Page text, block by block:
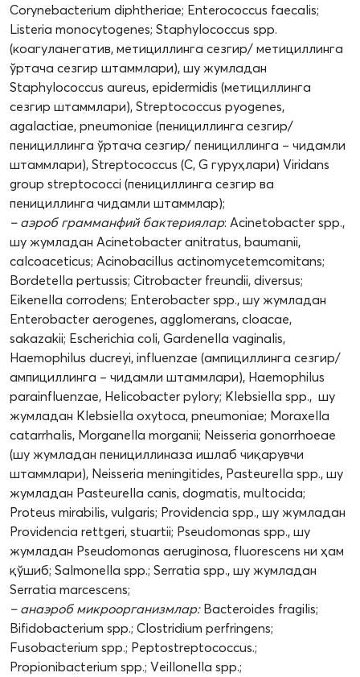
Сorynebacterium diphtheriae; Enterococcus faecalis;
Listeria monocytogenes; Staphylococcus spp.
(коагуланегатив, метициллинга сезгир/ метициллинга
ўртача сезгир штаммлари), шу жумладан
Staphylococcus aureus, epidermidis (метициллинга
сезгир штаммлари), Streptococcus pyogenes,
agalactiae, pneumoniae (пенициллинга сезгир/
пенициллинга ўртача сезгир/ пенициллинга – чидамли
штаммлари), Streptococcus (С, G гуруҳлари) Viridans
group streptococci (пенициллинга сезгир ва
пенициллинга чидамли штаммлар);
– аэроб грамманфий бактериялар: Acinetobacter spp.,
шу жумладан Acinetobacter anitratus, baumanii,
calcoaceticus; Acinobacillus actinomycetemcomitans;
Bordetella pertussis; Citrobacter freundii, diversus;
Eikenella corrodens; Enterobacter spp., шу жумладан
Enterobacter aerogenes, agglomerans, cloacae,
sakazakii; Escherichia coli, Gardenella vaginalis,
Haemophilus ducreyi, influenzae (ампициллинга сезгир/
ампициллинга – чидамли штаммлари), Haemophilus
parainfluenzae, Helicobacter pylory; Klebsiella spp., шу
жумладан Klebsiella oxytoca, pneumoniae; Moraxella
catarrhalis, Morganella morganii; Neisseria gonorrhoeae
(шу жумладан пенициллиназа ишлаб чиқарувчи
штаммлари), Neisseria meningitides, Pasteurella spp., шу
жумладан Pasteurella canis, dogmatis, multocida;
Proteus mirabilis, vulgaris; Providencia spp., шу жумладан
Providencia rettgeri, stuartii; Pseudomonas spp., шу
жумладан Pseudomonas aeruginosa, fluorescens ни ҳам
қўшиб; Salmonella spp.; Serratia spp., шу жумладан
Serratia marcescens;
– анаэроб микроорганизмлар: Bacteroides fragilis;
Bifidobacterium spp.; Clostridium perfringens;
Fusobacterium spp.; Peptostreptococcus.;
Propionibacterium spp.; Veillonella spp.;